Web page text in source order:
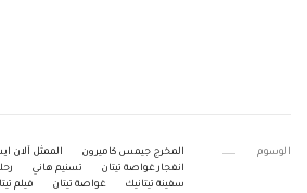
الوسوم المخرج جيمس كاميرون الممثل آلان
انفجار غواصة تيتان
تسنيم هاني
سفينة تيتانيك
غواصة تيتان فيلم